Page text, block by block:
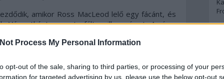
Process My Personal Information
opt-out of the sale, sharing to third parties, or processing of your
for targeted advertising by us, please use the below opt-out
amikor Ross MacLeod lelő egy fácánt, és
Végzetként aposztrofált gyilkos vírust. A vírus
és megállíthatatlanul terjed: aki megfertőződik,
immunisak a vírusra, egyesekben pedig olyan
eddig csak a mesékben hallottak. Az éremnek
mellett megjelenik a sötétség, és a bűbájosok
a sötét erők használói. A régi világ véget ért